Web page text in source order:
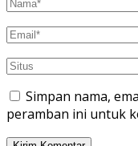
Simpan nama,
peramban ini untuk